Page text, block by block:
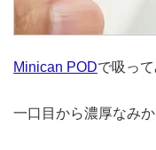
Minican PODで吸って
一口目から濃厚なみ